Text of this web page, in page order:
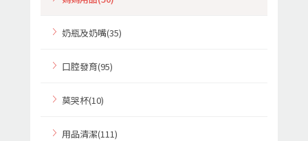
奶瓶及奶嘴(35)
口腔發育(95)
莫哭杯(10)
用品清潔(111)